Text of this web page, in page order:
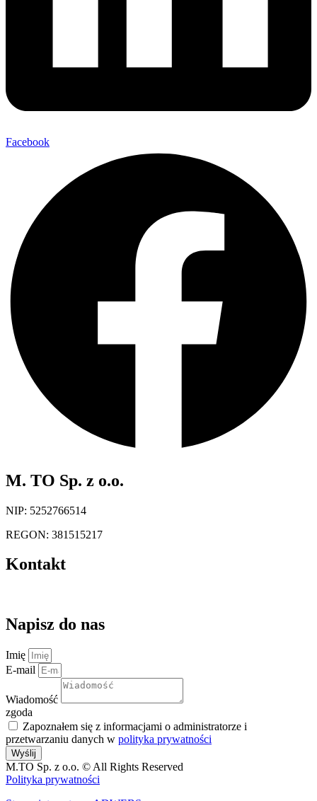
Facebook
M. TO Sp. z o.o.
NIP: 5252766514
REGON: 381515217
Kontakt
Napisz do nas
Imię
E-mail
Wiadomość
zgoda
Zapoznałem się z informacjami o administratorze i
przetwarzaniu danych w polityka prywatności
Wyślij
M.TO Sp. z o.o. © All Rights Reserved
Polityka prywatności